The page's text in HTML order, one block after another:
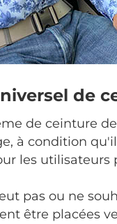
de
de ceinture
à condition
les utilisateurs
pas ou ne
être placées